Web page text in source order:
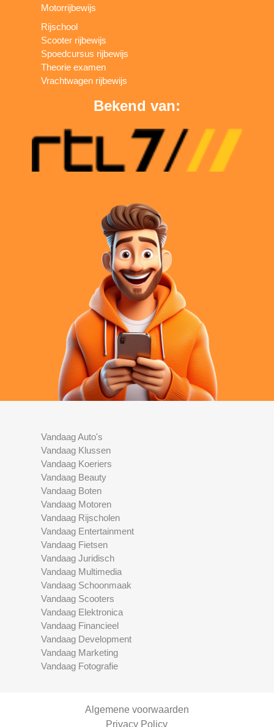
Motorrijbewijs
Rijschool
Scooter rijbewijs
Spoedcursus rijbewijs
Theorie examen
Vrachtwagen rijbewijs
Bekend van:
Vandaag Auto's
Vandaag Klussen
Vandaag Koeriers
Vandaag Beauty
Vandaag Boten
Vandaag Motoren
Vandaag Rijscholen
Vandaag Entertainment
Vandaag Fietsen
Vandaag Juridisch
Vandaag Multimedia
Vandaag Schoonmaak
Vandaag Scooters
Vandaag Elektronica
Vandaag Financieel
Vandaag Development
Vandaag Marketing
Vandaag Fotografie
Algemene voorwaarden
Privacy Policy